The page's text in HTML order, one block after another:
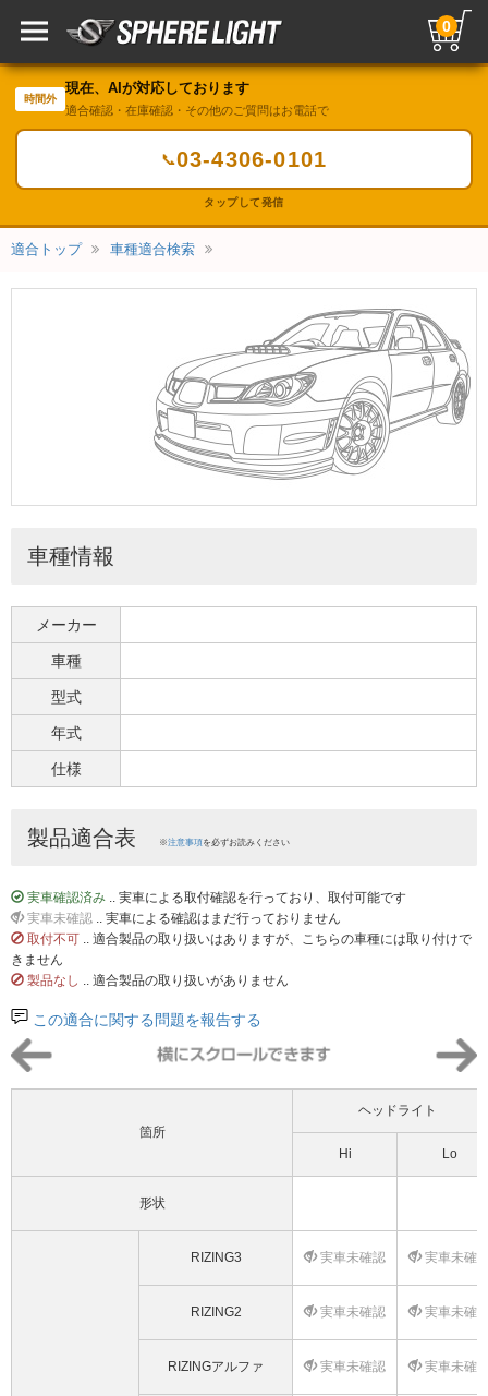
0
時間外
現在、AIが対応しております
適合確認・在庫確認・その他のご質問はお電話で
📞03-4306-0101
タップして発信
適合トップ 車種適合検索
車種情報
メーカー
車種
型式
年式
仕様
製品適合表 ※注意事項を必ずお読みください
実車確認済み .. 実車による取付確認を行っており、取付可能です
実車未確認 .. 実車による確認はまだ行っておりません
取付不可 .. 適合製品の取り扱いはありますが、こちらの車種には取り付けで
きません
製品なし .. 適合製品の取り扱いがありません
この適合に関する問題を報告する
箇所
ヘッドライト
Hi Lo
形状
RIZING3 実車未確認 実車未確
RIZING2 実車未確認 実車未確
RIZINGアルファ 実車未確認 実車未確